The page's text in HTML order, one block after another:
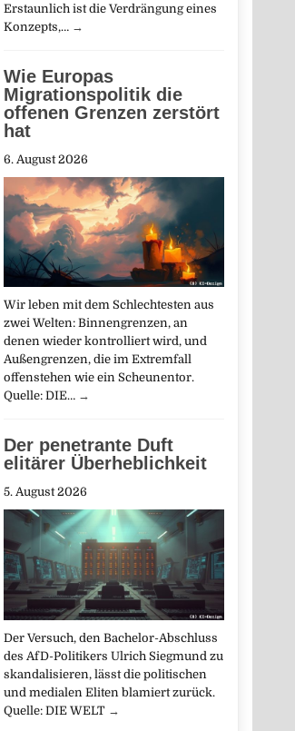
Erstaunlich ist die Verdrängung eines
Konzepts,… →
Wie Europas
Migrationspolitik die
offenen Grenzen zerstört
hat
6. August 2026
Wir leben mit dem Schlechtesten aus
zwei Welten: Binnengrenzen, an
denen wieder kontrolliert wird, und
Außengrenzen, die im Extremfall
offenstehen wie ein Scheunentor.
Quelle: DIE… →
Der penetrante Duft
elitärer Überheblichkeit
5. August 2026
Der Versuch, den Bachelor-Abschluss
des AfD-Politikers Ulrich Siegmund zu
skandalisieren, lässt die politischen
und medialen Eliten blamiert zurück.
Quelle: DIE WELT →